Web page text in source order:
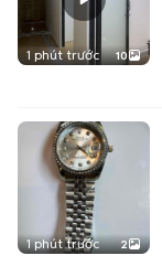
1 phút trước 10
1 phút trước 2